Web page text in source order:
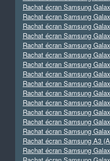
Rachat écran Samsung
Rachat écran Samsung
Rachat écran Samsung
Rachat écran Samsung
Rachat écran Samsung
Rachat écran Samsung
Rachat écran Samsung
Rachat écran Samsung
Rachat écran Samsung
Rachat écran Samsung
Rachat écran Samsung
Rachat écran Samsung
Rachat écran Samsung
Rachat écran Samsung
Rachat écran Samsung A3
Rachat écran Samsung